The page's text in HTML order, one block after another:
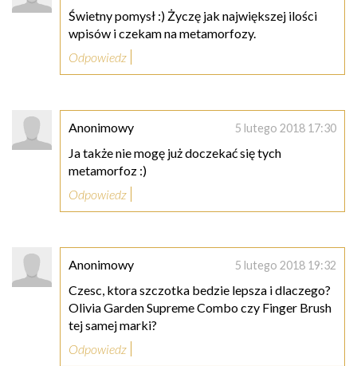
Świetny pomysł :) Życzę jak największej ilości
wpisów i czekam na metamorfozy.
Odpowiedz
Anonimowy 5 lutego 2018 17:30
Ja także nie mogę już doczekać się tych
metamorfoz :)
Odpowiedz
Anonimowy 5 lutego 2018 19:32
Czesc, ktora szczotka bedzie lepsza i dlaczego?
Olivia Garden Supreme Combo czy Finger Brush
tej samej marki?
Odpowiedz